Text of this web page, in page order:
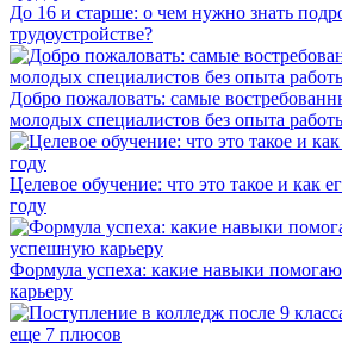
До 16 и старше: о чем нужно знать
трудоустройстве?
Добро пожаловать: самые
молодых специалистов без опыта
Целевое обучение: что это такое и как
году
Формула успеха: какие навыки
карьеру